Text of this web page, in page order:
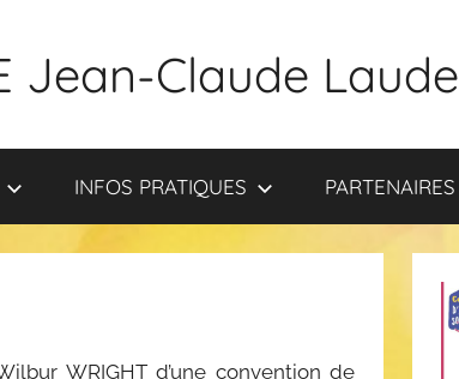
Jean-Claude Laude
INFOS PRATIQUES PARTENAIRES
WRIGHT d’une convention de